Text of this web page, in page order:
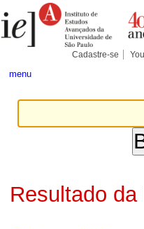
para
conteúdo.
Pessoais
Cadastre-se
menu
Resultado da